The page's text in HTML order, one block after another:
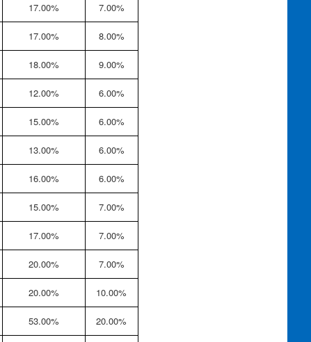
17.00% 7.00%
17.00% 8.00%
18.00% 9.00%
12.00% 6.00%
15.00% 6.00%
13.00% 6.00%
16.00% 6.00%
15.00% 7.00%
17.00% 7.00%
20.00% 7.00%
20.00% 10.00%
53.00% 20.00%